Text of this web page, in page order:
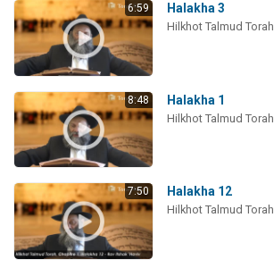
6:59 Halakha 3
Hilkhot Talmud Torah
8:48 Halakha 1
Hilkhot Talmud Torah
7:50 Halakha 12
Hilkhot Talmud Torah